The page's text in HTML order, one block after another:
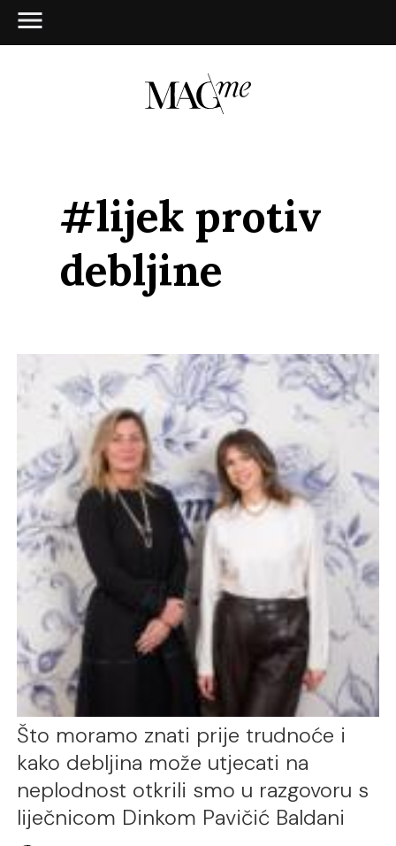
#lijek protiv
debljine
Što moramo znati prije trudnoće i
kako debljina može utjecati na
neplodnost otkrili smo u razgovoru s
liječnicom Dinkom Pavičić Baldani